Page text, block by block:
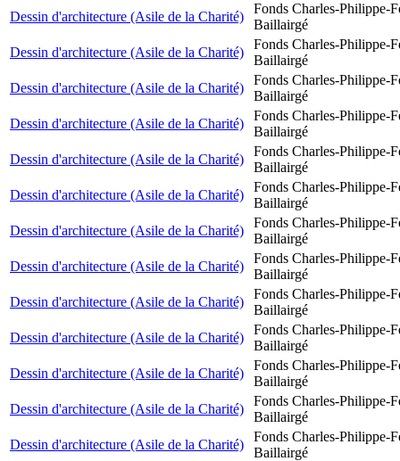
Dessin d'architecture (Asile de la Charité)
Fonds Charles-Philippe-
Baillairgé
Dessin d'architecture (Asile de la Charité)
Fonds Charles-Philippe-
Baillairgé
Dessin d'architecture (Asile de la Charité)
Fonds Charles-Philippe-
Baillairgé
Dessin d'architecture (Asile de la Charité)
Fonds Charles-Philippe-
Baillairgé
Dessin d'architecture (Asile de la Charité)
Fonds Charles-Philippe-
Baillairgé
Dessin d'architecture (Asile de la Charité)
Fonds Charles-Philippe-
Baillairgé
Dessin d'architecture (Asile de la Charité)
Fonds Charles-Philippe-
Baillairgé
Dessin d'architecture (Asile de la Charité)
Fonds Charles-Philippe-
Baillairgé
Dessin d'architecture (Asile de la Charité)
Fonds Charles-Philippe-
Baillairgé
Dessin d'architecture (Asile de la Charité)
Fonds Charles-Philippe-
Baillairgé
Dessin d'architecture (Asile de la Charité)
Fonds Charles-Philippe-
Baillairgé
Dessin d'architecture (Asile de la Charité)
Fonds Charles-Philippe-
Baillairgé
Dessin d'architecture (Asile de la Charité)
Fonds Charles-Philippe-
Baillairgé